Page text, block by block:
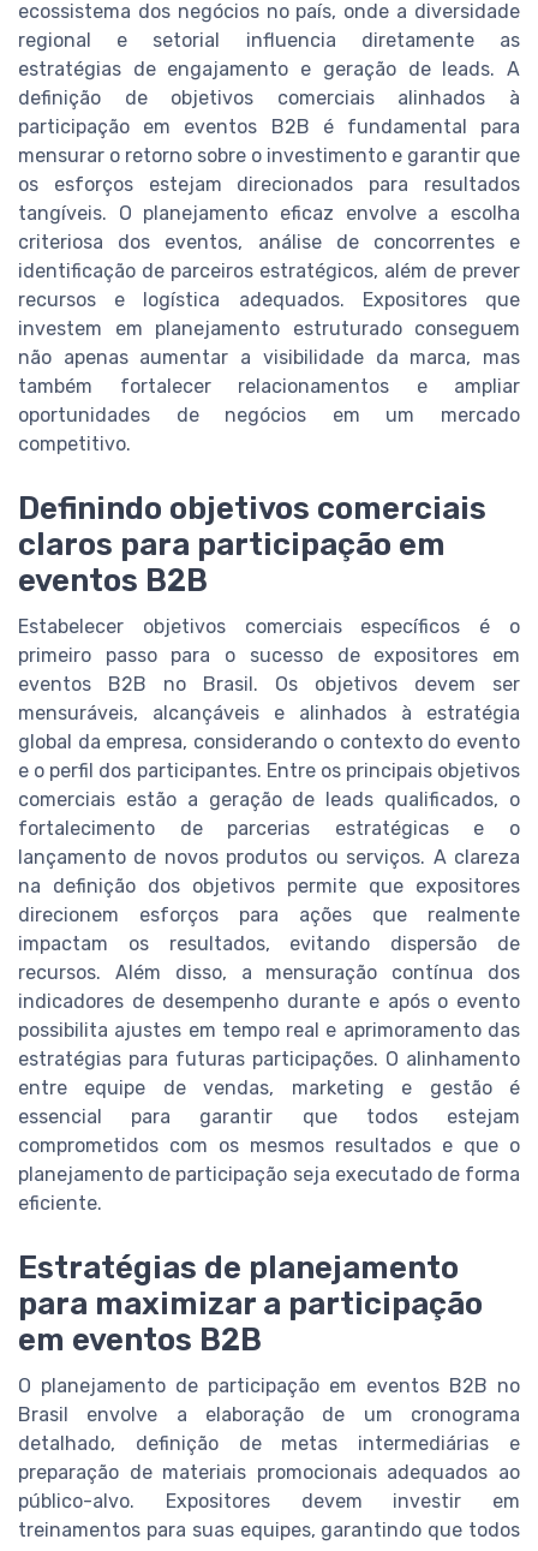
ecossistema dos negócios no país, onde a diversidade
regional e setorial influencia diretamente as
estratégias de engajamento e geração de leads. A
definição de objetivos comerciais alinhados à
participação em eventos B2B é fundamental para
mensurar o retorno sobre o investimento e garantir que
os esforços estejam direcionados para resultados
tangíveis. O planejamento eficaz envolve a escolha
criteriosa dos eventos, análise de concorrentes e
identificação de parceiros estratégicos, além de prever
recursos e logística adequados. Expositores que
investem em planejamento estruturado conseguem
não apenas aumentar a visibilidade da marca, mas
também fortalecer relacionamentos e ampliar
oportunidades de negócios em um mercado
competitivo.
Definindo objetivos comerciais
claros para participação em
eventos B2B
Estabelecer objetivos comerciais específicos é o
primeiro passo para o sucesso de expositores em
eventos B2B no Brasil. Os objetivos devem ser
mensuráveis, alcançáveis e alinhados à estratégia
global da empresa, considerando o contexto do evento
e o perfil dos participantes. Entre os principais objetivos
comerciais estão a geração de leads qualificados, o
fortalecimento de parcerias estratégicas e o
lançamento de novos produtos ou serviços. A clareza
na definição dos objetivos permite que expositores
direcionem esforços para ações que realmente
impactam os resultados, evitando dispersão de
recursos. Além disso, a mensuração contínua dos
indicadores de desempenho durante e após o evento
possibilita ajustes em tempo real e aprimoramento das
estratégias para futuras participações. O alinhamento
entre equipe de vendas, marketing e gestão é
essencial para garantir que todos estejam
comprometidos com os mesmos resultados e que o
planejamento de participação seja executado de forma
eficiente.
Estratégias de planejamento
para maximizar a participação
em eventos B2B
O planejamento de participação em eventos B2B no
Brasil envolve a elaboração de um cronograma
detalhado, definição de metas intermediárias e
preparação de materiais promocionais adequados ao
público-alvo. Expositores devem investir em
treinamentos para suas equipes, garantindo que todos